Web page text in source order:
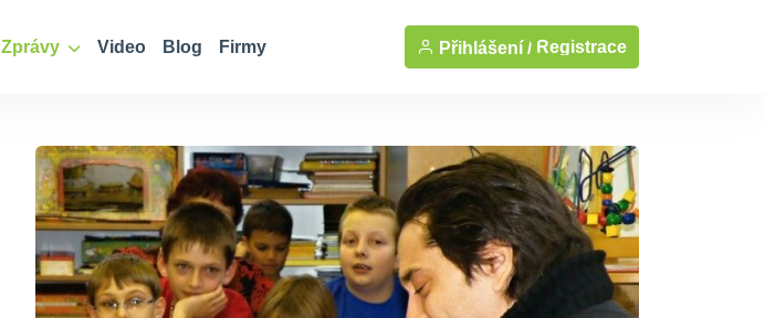
Zprávy Video Blog Firmy Přihlášení / Registrace